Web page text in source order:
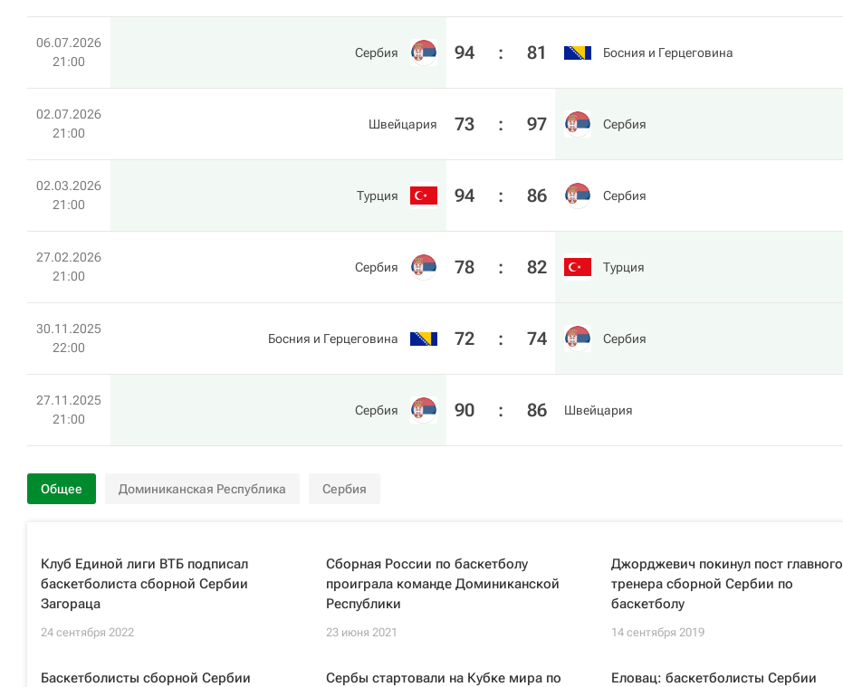
06.07.2026
21:00
Сербия 94 : 81 Босния и Герцеговина
02.07.2026
21:00
Швейцария 73 : 97 Сербия
02.03.2026
21:00
Турция 94 : 86 Сербия
27.02.2026
21:00
Сербия 78 : 82 Турция
30.11.2025
22:00
Босния и Герцеговина 72 : 74 Сербия
27.11.2025
21:00
Сербия 90 : 86 Швейцария
Общее Доминиканская Республика Сербия
Клуб Единой лиги ВТБ подписал
баскетболиста сборной Сербии
Загораца
24 сентября 2022
Сборная России по баскетболу
проиграла команде Доминиканской
Республики
23 июня 2021
Джорджевич покинул пост главного
тренера сборной Сербии по
баскетболу
14 сентября 2019
Баскетболисты сборной Сербии
Сербы стартовали на Кубке мира по
Еловац: баскетболисты Сербии